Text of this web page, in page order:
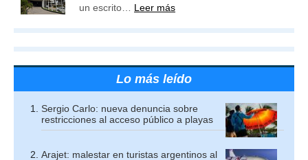
un escrito… Leer más
Lo más leído
Sergio Carlo: nueva denuncia sobre
restricciones al acceso público a playas
Arajet: malestar en turistas argentinos al